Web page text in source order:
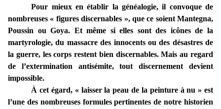
Pour mieux en établir la généalogie, il convoque de
nombreuses « figures discernables », que ce soient Mantegna,
Poussin ou Goya. Et même si elles sont des icônes de la
martyrologie, du massacre des innocents ou des désastres de
la guerre, les corps restent bien discernables. Mais au regard
de l’extermination antisémite, tout discernement devient
impossible.
À cet égard, « laisser la peau de la peinture à nu » est
l’une des nombreuses formules pertinentes de notre historien